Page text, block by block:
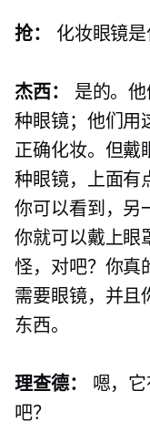
抢： 化妆眼镜是
杰西：
是的。
种眼镜；他们用
正确化妆。但戴
种眼镜，上面有
你可以看到，另
你就可以戴上眼
怪，对吧？你真
需要眼镜，并且
东西。
理查德：
嗯，
吧？